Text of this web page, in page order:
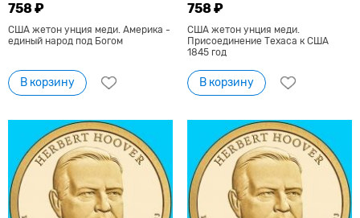
758 ₽
США жетон унция меди. Америка -
единый народ под Богом
В корзину
758 ₽
США жетон унция меди.
Присоединение Техаса к США
1845 год
В корзину